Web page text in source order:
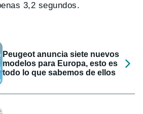
3,2 segundos.
Peugeot anuncia siete nuevos
modelos para Europa, esto es
todo lo que sabemos de ellos